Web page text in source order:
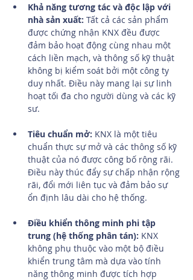
Khả năng tương tác và độc lập với
nhà sản xuất: Tất cả các sản phẩm
được chứng nhận KNX đều được
đảm bảo hoạt động cùng nhau một
cách liền mạch, và thông số kỹ thuật
không bị kiểm soát bởi một công ty
duy nhất. Điều này mang lại sự linh
hoạt tối đa cho người dùng và các kỹ
sư.
Tiêu chuẩn mở: KNX là một tiêu
chuẩn thực sự mở và các thông số kỹ
thuật của nó được công bố rộng rãi.
Điều này thúc đẩy sự chấp nhận rộng
rãi, đổi mới liên tục và đảm bảo sự
ổn định lâu dài cho hệ thống.
Điều khiển thông minh phi tập
trung (hệ thống phân tán): KNX
không phụ thuộc vào một bộ điều
khiển trung tâm mà dựa vào tính
năng thông minh được tích hợp